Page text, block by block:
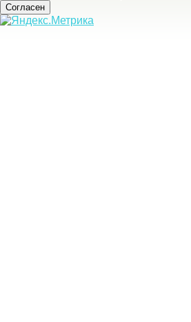
Согласен